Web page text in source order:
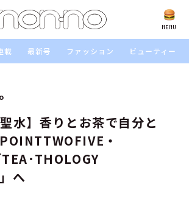
MENU
SEARCH
載 最新号 ファッション ビューティー
聖水】香りとお茶で自分と
・
へ